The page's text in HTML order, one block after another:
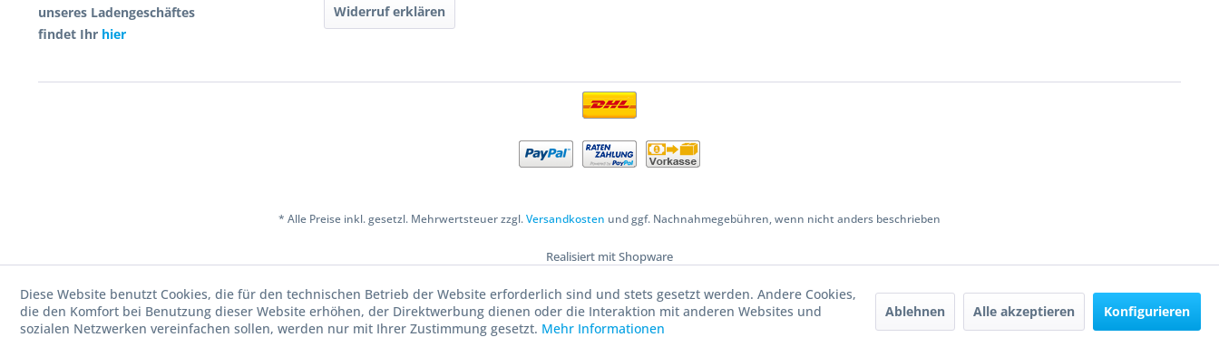
unseres Ladengeschäftes
findet Ihr hier
Widerruf erklären
* Alle Preise inkl. gesetzl. Mehrwertsteuer zzgl.Versandkosten und ggf. Nachnahmegebühren, wenn nicht anders beschrieben
Realisiert mit Shopware
Diese Website benutzt Cookies, die für den technischen Betrieb der Website erforderlich sind und stets gesetzt werden. Andere Cookies,
die den Komfort bei Benutzung dieser Website erhöhen, der Direktwerbung dienen oder die Interaktion mit anderen Websites und
sozialen Netzwerken vereinfachen sollen, werden nur mit Ihrer Zustimmung gesetzt. Mehr Informationen
Ablehnen Alle akzeptieren Konfigurieren